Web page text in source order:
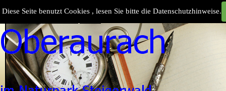
Diese Seite benutzt Cookies , lesen Sie bitte die Datenschutzhinweise.